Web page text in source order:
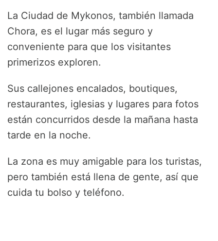
La Ciudad de Mykonos, también llamada
Chora, es el lugar más seguro y
conveniente para que los visitantes
primerizos exploren.
Sus callejones encalados, boutiques,
restaurantes, iglesias y lugares para fotos
están concurridos desde la mañana hasta
tarde en la noche.
La zona es muy amigable para los turistas,
pero también está llena de gente, así que
cuida tu bolso y teléfono.